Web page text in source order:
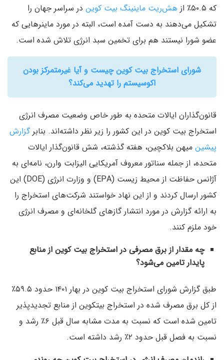
که ۵۰.۵٪ از
هش‌ریت ماینینگ بیت کوین در سراسر جهان را
تشکیل می‌دهند به دست آمده است، البته در مورد ماینرهایی که
عضو شورا نیستند هم برای تخمین سبد انرژی تلاش شده است.
شورای استخراج بیت کوین چیست و آیا غیرمتمرکز بودن
اکوسیستم را تهدید می‌کند؟
قانون‌گذاران ایالات متحده به طور خاص وضعیت مصرف انرژی
استخراج بیت کوین در این کشور را زیر نظر داشته‌اند. بنابرگزارش
پیشین میهن بلاکچین، هفته گذشته، شش قانون‌گذار ایالات
متحده، از جمله سناتور معروف آمریکایی الیزابت وارن، نامه‌ای به
آژانس حفاظت از محیط زیست (EPA) و وزارت انرژی (DOE) این
کشور ارسال کردند و از این نهاد خواستند شرکت‌های استخراج را
به ارائه گزارش در مورد انتشار گازهای گلخانه‌ای و مصرف انرژی
خود ملزم کنند.
چه مقدار از برق مصرفی در استخراج بیت کوین از منابع
پایدار تامین می‌شود؟
طبق گزارش شورای استخراج بیت کوین در بهار ۱۴۰۱ حدود ۵۹.۵٪
از کل برق مصرف شده در استخراج بیتکوین از منابع تجدیدپذیر
تامین شده است که نسبت به مدت مشابه سال قبل ۶٪ رشد و
نسبت به فصل قبل حدود ۲٪ رشد داشته است.